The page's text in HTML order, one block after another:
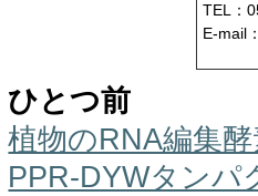
TEL：
E-mail
ひとつ前
植物のRNA編集
PPR-DYWタン